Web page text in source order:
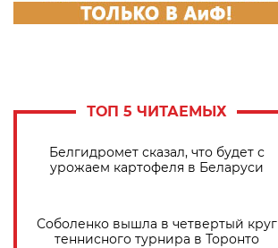
ТОП 5 ЧИТАЕМЫХ
Белгидромет сказал, что будет с
урожаем картофеля в Беларуси
Соболенко вышла в четвертый круг
теннисного турнира в Торонто